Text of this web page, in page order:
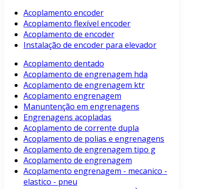
Acoplamento encoder
Acoplamento flexível encoder
Acoplamento de encoder
Instalação de encoder para elevador
Acoplamento dentado
Acoplamento de engrenagem hda
Acoplamento de engrenagem ktr
Acoplamento engrenagem
Manuntenção em engrenagens
Engrenagens acopladas
Acoplamento de corrente dupla
Acoplamento de polias e engrenagens
Acoplamento de engrenagem tipo g
Acoplamento de engrenagem
Acoplamento engrenagem - mecanico -
elastico - pneu